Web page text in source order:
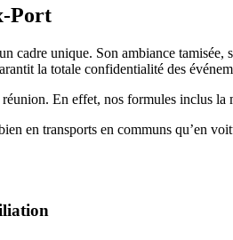
Port
cadre unique. Son ambiance
la totale confidentialité des
réunion. En effet, nos formules inclus
en transports en communs qu’en